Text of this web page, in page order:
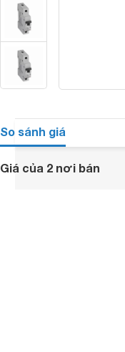
So sánh giá
Giá của 2 nơi bán